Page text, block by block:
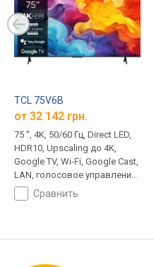
TCL 75V6B
от 32 142 грн.
75 ", 4K, 50/60 Гц, Direct LED,
HDR10, Upscaling до 4K,
Google TV, Wi-Fi, Google Cast,
LAN, голосовое управление,
ассистент, T2-тюнер
сравнить